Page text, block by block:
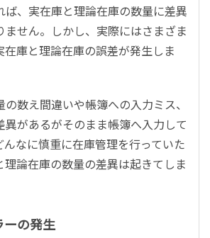
ば、実在庫と理論在庫の数量に差異
ません。しかし、実際にはさまざま
在庫と理論在庫の誤差が発生しま
数え間違いや帳簿への入力ミス、
異があるがそのまま帳簿へ入力して
んなに慎重に在庫管理を行っていた
理論在庫の数量の差異は起きてしま
ーの発生